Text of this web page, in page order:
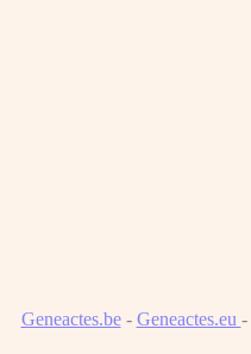
Geneactes.be- Geneactes.eu -